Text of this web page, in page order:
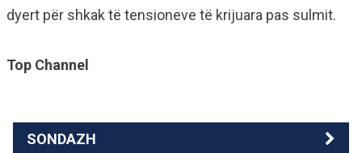
dyert për shkak të tensioneve të krijuara pas sulmit.
Top Channel
SONDAZH